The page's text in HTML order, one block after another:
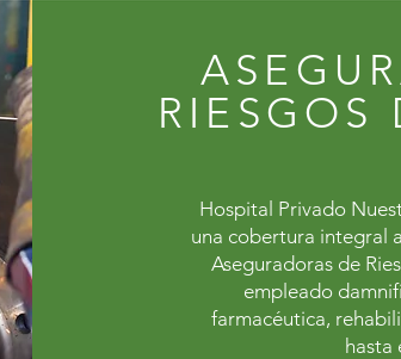
RIESGOS
Hospital Privado
una cobertura integral
Aseguradoras de
empleado
farmacéutica,
hasta